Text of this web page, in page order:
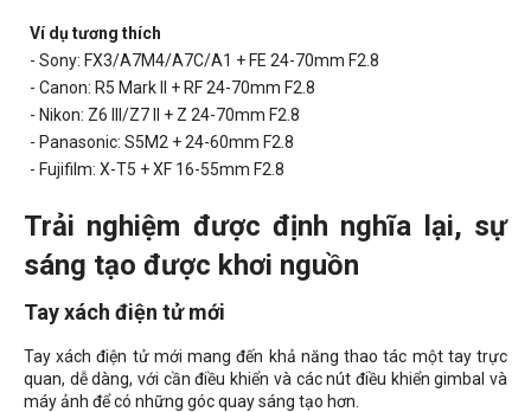
Ví dụ tương thích
- Sony: FX3/A7M4/A7C/A1 + FE 24-70mm F2.8
- Canon: R5 Mark II + RF 24-70mm F2.8
- Nikon: Z6 III/Z7 II + Z 24-70mm F2.8
- Panasonic: S5M2 + 24-60mm F2.8
- Fujifilm: X-T5 + XF 16-55mm F2.8
Trải nghiệm được định nghĩa lại, sự
sáng tạo được khơi nguồn
Tay xách điện tử mới
Tay xách điện tử mới mang đến khả năng thao tác một tay trực
quan, dễ dàng, với cần điều khiển và các nút điều khiển gimbal và
máy ảnh để có những góc quay sáng tạo hơn.